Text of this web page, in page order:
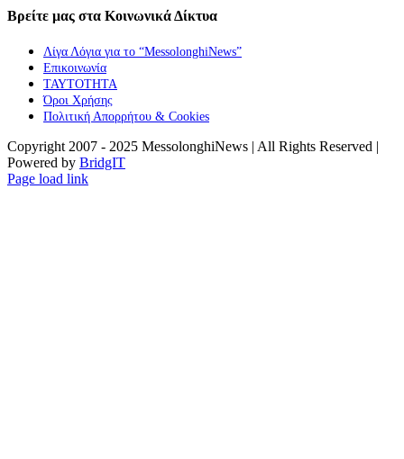
Βρείτε μας στα Κοινωνικά Δίκτυα
Λίγα Λόγια για το “MessolonghiNews”
Επικοινωνία
ΤΑΥΤΟΤΗΤΑ
Όροι Χρήσης
Πολιτική Απορρήτου & Cookies
Copyright 2007 - 2025 MessolonghiNews | All Rights Reserved |
Powered by BridgIT
YouTube
Facebook
Instagram
Page load link